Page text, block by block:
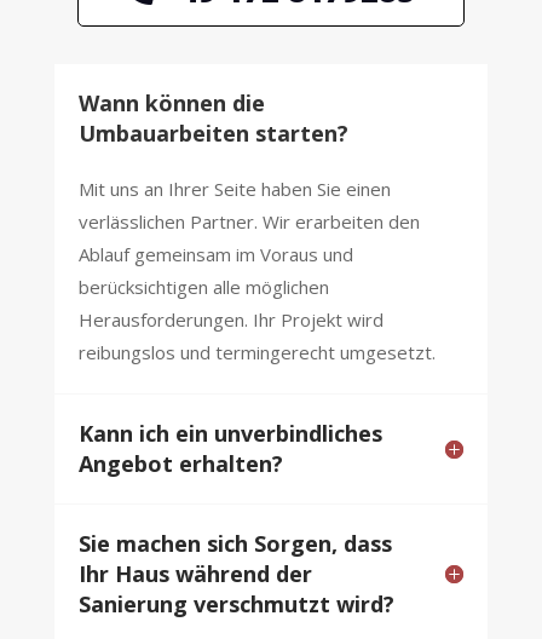
Wann können die
Umbauarbeiten starten?
Mit uns an Ihrer Seite haben Sie einen
verlässlichen Partner. Wir erarbeiten den
Ablauf gemeinsam im Voraus und
berücksichtigen alle möglichen
Herausforderungen. Ihr Projekt wird
reibungslos und termingerecht umgesetzt.
Kann ich ein unverbindliches
Angebot erhalten?
Sie machen sich Sorgen, dass
Ihr Haus während der
Sanierung verschmutzt wird?